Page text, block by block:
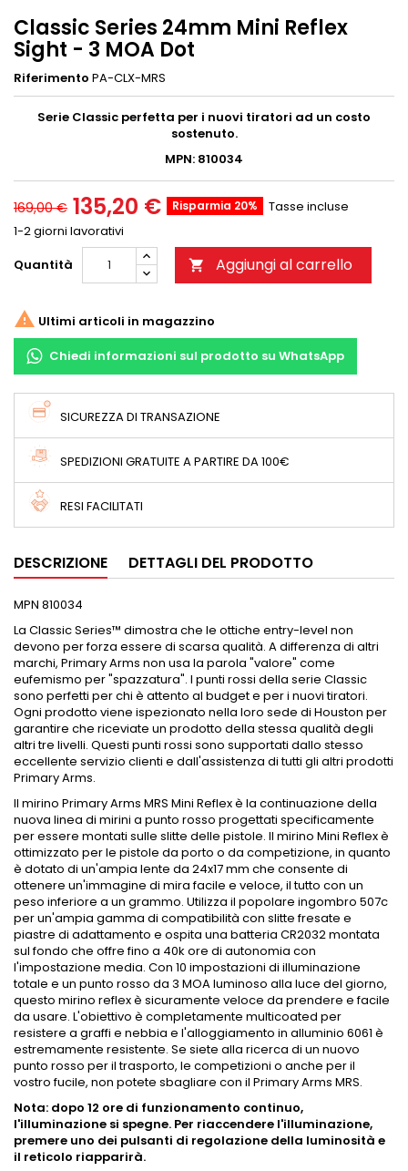
Classic Series 24mm Mini Reflex
Sight - 3 MOA Dot
Riferimento PA-CLX-MRS
Serie Classic perfetta per i nuovi tiratori ad un costo
sostenuto.
MPN: 810034
169,00 € 135,20 € Risparmia 20%
Tasse incluse
1-2 giorni lavorativi
Quantità
 Aggiungi al carrello
 Ultimi articoli in magazzino
Chiedi informazioni sul prodotto su WhatsApp
SICUREZZA DI TRANSAZIONE
SPEDIZIONI GRATUITE A PARTIRE DA 100€
RESI FACILITATI
DESCRIZIONE DETTAGLI DEL PRODOTTO
MPN 810034
La Classic Series™ dimostra che le ottiche entry-level non
devono per forza essere di scarsa qualità. A differenza di altri
marchi, Primary Arms non usa la parola "valore" come
eufemismo per "spazzatura". I punti rossi della serie Classic
sono perfetti per chi è attento al budget e per i nuovi tiratori.
Ogni prodotto viene ispezionato nella loro sede di Houston per
garantire che riceviate un prodotto della stessa qualità degli
altri tre livelli. Questi punti rossi sono supportati dallo stesso
eccellente servizio clienti e dall'assistenza di tutti gli altri prodotti
Primary Arms.
Il mirino Primary Arms MRS Mini Reflex è la continuazione della
nuova linea di mirini a punto rosso progettati specificamente
per essere montati sulle slitte delle pistole. Il mirino Mini Reflex è
ottimizzato per le pistole da porto o da competizione, in quanto
è dotato di un'ampia lente da 24x17 mm che consente di
ottenere un'immagine di mira facile e veloce, il tutto con un
peso inferiore a un grammo. Utilizza il popolare ingombro 507c
per un'ampia gamma di compatibilità con slitte fresate e
piastre di adattamento e ospita una batteria CR2032 montata
sul fondo che offre fino a 40k ore di autonomia con
l'impostazione media. Con 10 impostazioni di illuminazione
totale e un punto rosso da 3 MOA luminoso alla luce del giorno,
questo mirino reflex è sicuramente veloce da prendere e facile
da usare. L'obiettivo è completamente multicoated per
resistere a graffi e nebbia e l'alloggiamento in alluminio 6061 è
estremamente resistente. Se siete alla ricerca di un nuovo
punto rosso per il trasporto, le competizioni o anche per il
vostro fucile, non potete sbagliare con il Primary Arms MRS.
Nota: dopo 12 ore di funzionamento continuo,
l'illuminazione si spegne. Per riaccendere l'illuminazione,
premere uno dei pulsanti di regolazione della luminosità e
il reticolo riapparirà.